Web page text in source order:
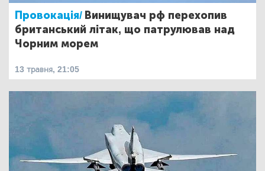
Провокація/ Винищувач рф перехопив
британський літак, що патрулював над
Чорним морем
13 травня, 21:05